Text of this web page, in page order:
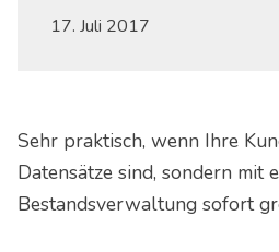
17. Juli 2017
Sehr praktisch, wenn Ihre
Datensätze sind, sondern mit
Bestandsverwaltung sofort